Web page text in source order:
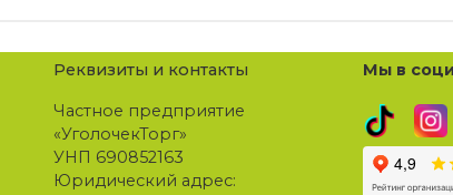
Реквизиты и контакты
Частное предприятие
«УголочекТорг»
УНП 690852163
Юридический адрес:
Мы в